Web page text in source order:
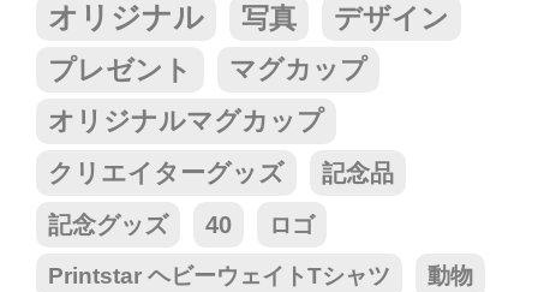
オリジナル 写真
デザイン
プレゼント
マグカップ
オリジナルマグカップ
クリエイターグッズ
記念品
記念グッズ
40 ロゴ
Printstar ヘビーウェイトTシャツ 動物